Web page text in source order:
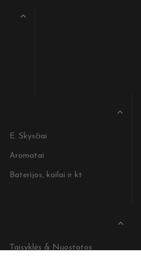
E. Skysčiai
Aromatai
Baterijos, koilai ir kt
Taisyklės & Nuostatos